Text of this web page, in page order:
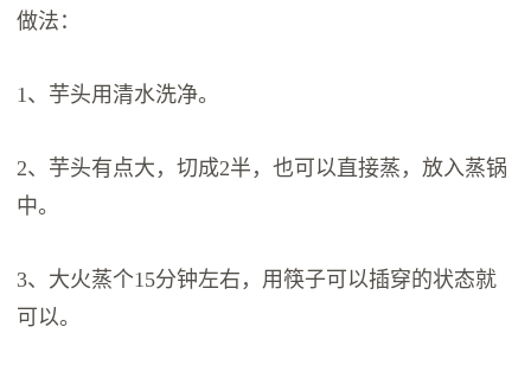
做法：
1、芋头用清水洗净。
2、芋头有点大，切成2半，也可以直接蒸，放入蒸锅
中。
3、大火蒸个15分钟左右，用筷子可以插穿的状态就
可以。